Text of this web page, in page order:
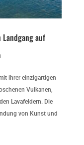
Landgang auf
ihrer einzigartigen
Vulkanen,
Lavafeldern. Die
von Kunst und